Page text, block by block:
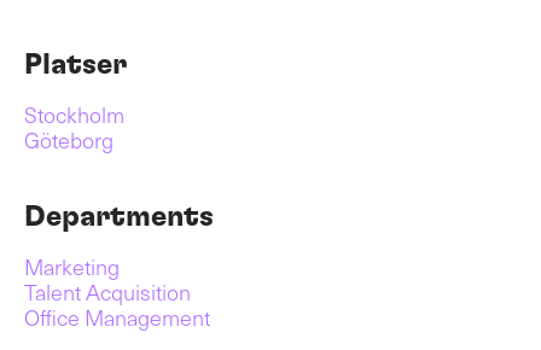
Platser
Stockholm
Göteborg
Departments
Marketing
Talent Acquisition
Office Management